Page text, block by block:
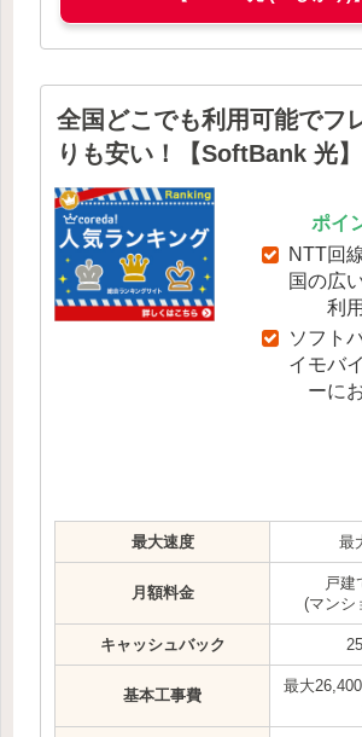
全国どこでも利用可能でフ
りも安い！【SoftBank 光】
ポイ
NTT回
国の広
利
ソフト
イモバ
ーに
最大速度 最
月額料金
戸建
(マンシ
キャッシュバック
基本工事費
最大